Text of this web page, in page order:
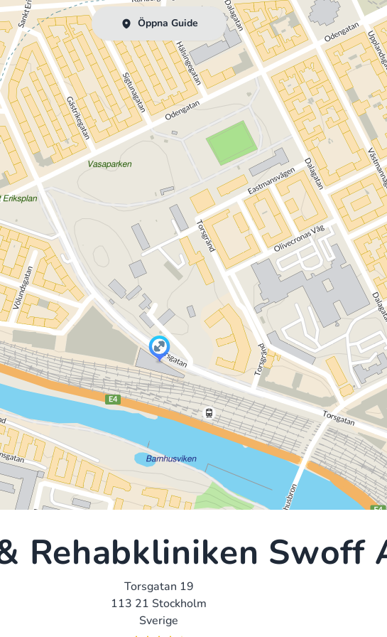
Öppna Guide
Rehabkliniken Swoff
Torsgatan 19
113 21 Stockholm
Sverige